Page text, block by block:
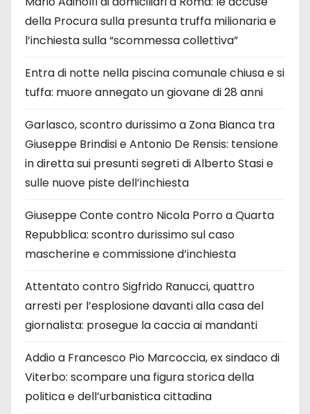
della Procura sulla presunta truffa milionaria e
l’inchiesta sulla “scommessa collettiva”
Entra di notte nella piscina comunale chiusa e si
tuffa: muore annegato un giovane di 28 anni
Garlasco, scontro durissimo a Zona Bianca tra
Giuseppe Brindisi e Antonio De Rensis: tensione
in diretta sui presunti segreti di Alberto Stasi e
sulle nuove piste dell’inchiesta
Giuseppe Conte contro Nicola Porro a Quarta
Repubblica: scontro durissimo sul caso
mascherine e commissione d’inchiesta
Attentato contro Sigfrido Ranucci, quattro
arresti per l’esplosione davanti alla casa del
giornalista: prosegue la caccia ai mandanti
Addio a Francesco Pio Marcoccia, ex sindaco di
Viterbo: scompare una figura storica della
politica e dell’urbanistica cittadina